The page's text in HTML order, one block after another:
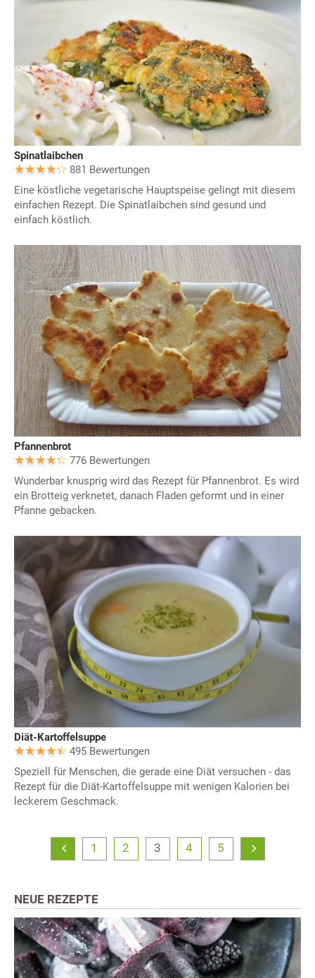
Spinatlaibchen
881 Bewertungen
Eine köstliche vegetarische Hauptspeise gelingt mit diesem
einfachen Rezept. Die Spinatlaibchen sind gesund und
einfach köstlich.
Pfannenbrot
776 Bewertungen
Wunderbar knusprig wird das Rezept für Pfannenbrot. Es wird
ein Brotteig verknetet, danach Fladen geformt und in einer
Pfanne gebacken.
Diät-Kartoffelsuppe
495 Bewertungen
Speziell für Menschen, die gerade eine Diät versuchen - das
Rezept für die Diät-Kartoffelsuppe mit wenigen Kalorien bei
leckerem Geschmack.
1 2 3 4 5
NEUE REZEPTE